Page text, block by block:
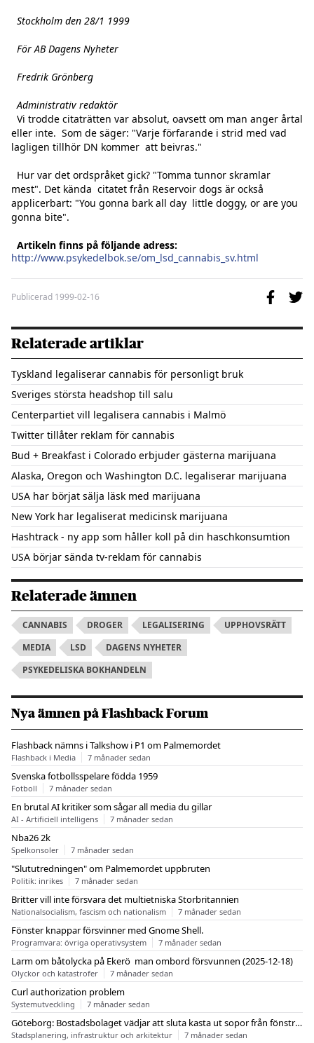
  Administrativ redaktör
eller inte.  Som de säger: "Varje förfarande i strid med vad
lagligen tillhör DN kommer  att beivras."
mest". Det kända  citatet från Reservoir dogs är också
applicerbart: "You gonna bark all day  little doggy, or are you
gonna bite".
Artikeln finns på följande adress:
http://www.psykedelbok.se/om_lsd_cannabis_sv.html
Publicerad 1999-02-16
Relaterade artiklar
Tyskland legaliserar cannabis för personligt bruk
Sveriges största headshop till salu
Centerpartiet vill legalisera cannabis i Malmö
Twitter tillåter reklam för cannabis
Bud + Breakfast i Colorado erbjuder gästerna marijuana
Alaska, Oregon och Washington D.C. legaliserar marijuana
USA har börjat sälja läsk med marijuana
New York har legaliserat medicinsk marijuana
Hashtrack - ny app som håller koll på din haschkonsumtion
USA börjar sända tv-reklam för cannabis
Relaterade ämnen
CANNABIS DROGER LEGALISERING
UPPHOVSRÄTT
MEDIA
LSD
DAGENS NYHETER
PSYKEDELISKA BOKHANDELN
Nya ämnen på Flashback Forum
Flashback nämns i Talkshow i P1 om Palmemordet
Flashback i Media 7 månader sedan
Svenska fotbollsspelare födda 1959
Fotboll 7 månader sedan
En brutal AI kritiker som sågar all media du gillar
AI - Artificiell intelligens 7 månader sedan
Nba26 2k
Spelkonsoler 7 månader sedan
"Slututredningen" om Palmemordet uppbruten
Politik: inrikes 7 månader sedan
Britter vill inte försvara det multietniska Storbritannien
Nationalsocialism, fascism och nationalism 7 månader sedan
Fönster knappar försvinner med Gnome Shell.
Programvara: övriga operativsystem 7 månader sedan
Larm om båtolycka på Ekerö  man ombord försvunnen (2025-12-18)
Olyckor och katastrofer 7 månader sedan
Curl authorization problem
Systemutveckling 7 månader sedan
Göteborg: Bostadsbolaget vädjar att sluta kasta ut sopor från fönstren
Stadsplanering, infrastruktur och arkitektur 7 månader sedan